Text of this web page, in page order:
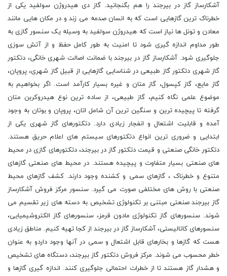
آشکارساز گاز در بیرجند را هم بگنجانید. گاز دی هیدروژن سولفید یکی از
خطرناک ترین گازهایی است که به انسان صدمه می زند و در مکان هایی مانند
معادن و تونل ها نیاز است که هیدروژن سولفید به وسیله یک سنسور گازی به
طور مداوم اندازه گیری شود تا امنیت به طور کامل حفظ و از آتش سوزی
جلوگیری شود. آشکارساز گاز در بیرجند با ضمانت اصالت شهری خانگی، دتکتور
گاز شهری دتکتور گاز طبیعی در شناسایی گازهایی از قبیل گاز شهری، پروپان،
گاز مایع، گاز کپسول، گاز متان و غیره بسیار کارآمد است. اگر بخواهیم به
موضوع علمی نگاه کنیم، گاز طبیعی، از ساده ترین نوع هیدروکربن متان
گرفته تا پیچیده ترین و سنگین ترین آن شامل اتان، پروپان و بوتان به وجود
آمده و قابلیت اشتعال و انفجار زیادی دارد. دتکتورهای گاز شهری یکی از
ابتدایی و ضروری ترین انواع دتکتورهای سیستم های اعلام حریق هستند.
دتکتور خانگی صنعتی و قیمت دتکتور گاز در بیرجند، دتکتورهای گازی در محیط
های صنعتی بسیار متفاوت و پیچیده هستند. در محیط های صنعتی گازهای
متنوع و خطرناک ، گازهای سمی و کشنده وجود دارند. کشف گازهای محیط
صنعتی با روش های مختلفی صورت می گیرد. سنسور مرکز فروش آشکارساز
گاز بیرجند صنعتی مبتنی بر تکنولوژی تشخیص به دسته های زیر تقسیم می
شوند. سنسورهای گاز تکنولوژی مادون قرمز، سنسورهای گاز الکتروشیمیایی،
سنسورهای کاتالیستی، آشکارساز گاز در بیرجند از کجا تهیه کنیم. مناطق زیادی
هست که گازها و بخارهای قابل اشتعال و سمی در آنها وجود داردو به عنوان
خطر محسوب می شوند. مرکز فروش دتکتور گاز بیرجند، دستگاه های تشخیص
و هشدار گاز هستند تا از خطرات احتمالی جلوگیری کنند. اندازه گیری گازها و